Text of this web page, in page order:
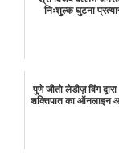
निःशुल्क घुटना
पुणे जीतो लेडीज़ विंग
शक्तिपात का ऑनलाइन